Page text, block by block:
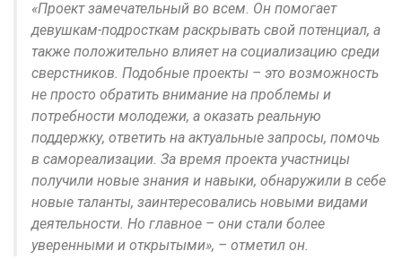
«Проект замечательный во всем. Он помогает
девушкам-подросткам раскрывать свой потенциал, а
также положительно влияет на социализацию среди
сверстников. Подобные проекты – это возможность
не просто обратить внимание на проблемы и
потребности молодежи, а оказать реальную
поддержку, ответить на актуальные запросы, помочь
в самореализации. За время проекта участницы
получили новые знания и навыки, обнаружили в себе
новые таланты, заинтересовались новыми видами
деятельности. Но главное – они стали более
уверенными и открытыми», – отметил он.